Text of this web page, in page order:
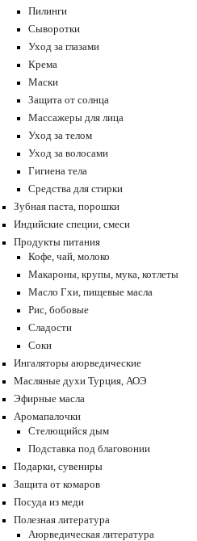
Пилинги
Сыворотки
Уход за глазами
Крема
Маски
Защита от солнца
Массажеры для лица
Уход за телом
Уход за волосами
Гигиена тела
Средства для стирки
Зубная паста, порошки
Индийские специи, смеси
Продукты питания
Кофе, чай, молоко
Макароны, крупы, мука, котлеты
Масло Гхи, пищевые масла
Рис, бобовые
Сладости
Соки
Ингаляторы аюрведические
Масляные духи Турция, АОЭ
Эфирные масла
Аромапалочки
Стелющийся дым
Подставка под благовонии
Подарки, сувениры
Защита от комаров
Посуда из меди
Полезная литература
Аюрведическая литература